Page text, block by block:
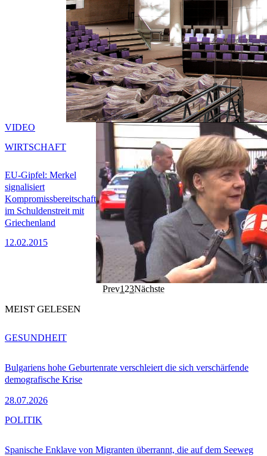
EU-Gipfel: Merkel
signalisiert
Kompromissbereitschaft
im Schuldenstreit mit
Griechenland
12.02.2015
VIDEO
WIRTSCHAFT
Prev1 23Nächste
MEIST GELESEN
Bulgariens hohe Geburtenrate verschleiert die sich verschärfende
demografische Krise
28.07.2026
GESUNDHEIT
Spanische Enklave von Migranten überrannt, die auf dem Seeweg
POLITIK